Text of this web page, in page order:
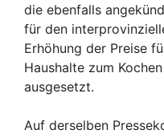
die ebenfalls
für den
Erhöhung der Preise
Haushalte zum
ausgesetzt.
Auf derselben